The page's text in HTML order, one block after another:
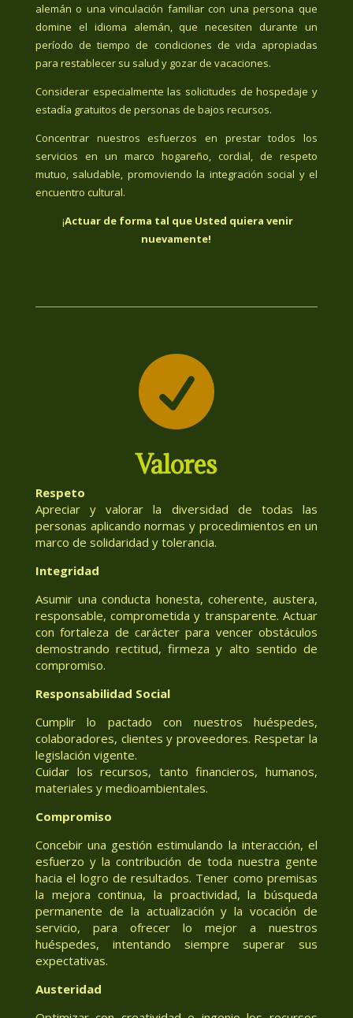
alemán o una vinculación familiar con una persona que
domine el idioma alemán, que necesiten durante un
período de tiempo de condiciones de vida apropiadas
para restablecer su salud y gozar de vacaciones.
Considerar especialmente las solicitudes de hospedaje y
estadía gratuitos de personas de bajos recursos.
Concentrar nuestros esfuerzos en prestar todos los
servicios en un marco hogareño, cordial, de respeto
mutuo, saludable, promoviendo la integración social y el
encuentro cultural.
¡Actuar de forma tal que Usted quiera venir
nuevamente!

Valores
Respeto
Apreciar y valorar la diversidad de todas las
personas aplicando normas y procedimientos en un
marco de solidaridad y tolerancia.
Integridad
Asumir una conducta honesta, coherente, austera,
responsable, comprometida y transparente. Actuar
con fortaleza de carácter para vencer obstáculos
demostrando rectitud, firmeza y alto sentido de
compromiso.
Responsabilidad Social
Cumplir lo pactado con nuestros huéspedes,
colaboradores, clientes y proveedores. Respetar la
legislación vigente.
Cuidar los recursos, tanto financieros, humanos,
materiales y medioambientales.
Compromiso
Concebir una gestión estimulando la interacción, el
esfuerzo y la contribución de toda nuestra gente
hacia el logro de resultados. Tener como premisas
la mejora continua, la proactividad, la búsqueda
permanente de la actualización y la vocación de
servicio, para ofrecer lo mejor a nuestros
huéspedes, intentando siempre superar sus
expectativas.
Austeridad